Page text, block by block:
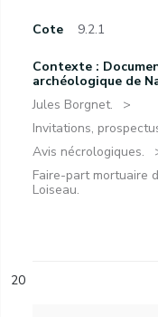
Cote 9.2.1
Contexte :
archéologique de
Jules Borgnet.
Invitations,
Avis nécrologiques.
Faire-part mortuaire
Loiseau.
20